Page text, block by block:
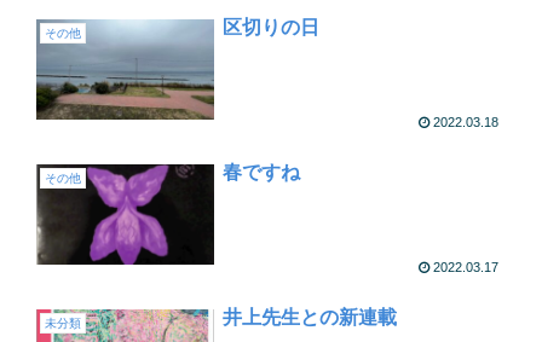
その他 区切りの日
2022.03.18
その他 春ですね
2022.03.17
未分類 井上先生との新連載